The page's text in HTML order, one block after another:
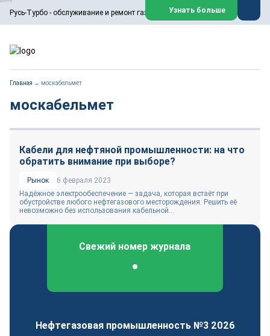
Русь-Турбо - обслуживание и ремонт газовых паровых турбин
ООО «Русь-Турбо» занимается сервисом газовых и паровых
турбин, комплексным ремонтом, восстановлением,
техническим обслуживанием оборудования ТЭС,
работают на нефтегазовых, нефтехимических,
металлургических и других предприятиях.
Реклама. ООО «Русь-Турбо», ИНН 7802588950
Перейти на сайт
Узнать больше
Главная → москабельмет
москабельмет
Кабели для нефтяной промышленности: на что
обратить внимание при выборе?
Рынок
6 февраля 2023
Надёжное электрообеспечение — задача, которая встаёт при
обустройстве любого нефтегазового месторождения. Решить её
невозможно без использования кабельной...
Свежий номер журнала
Нефтегазовая промышленность №3 2026